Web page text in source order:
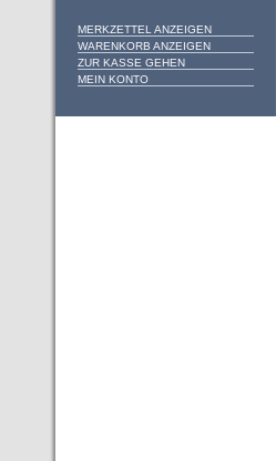
MERKZETTEL ANZEIGEN
WARENKORB ANZEIGEN
ZUR KASSE GEHEN
MEIN KONTO